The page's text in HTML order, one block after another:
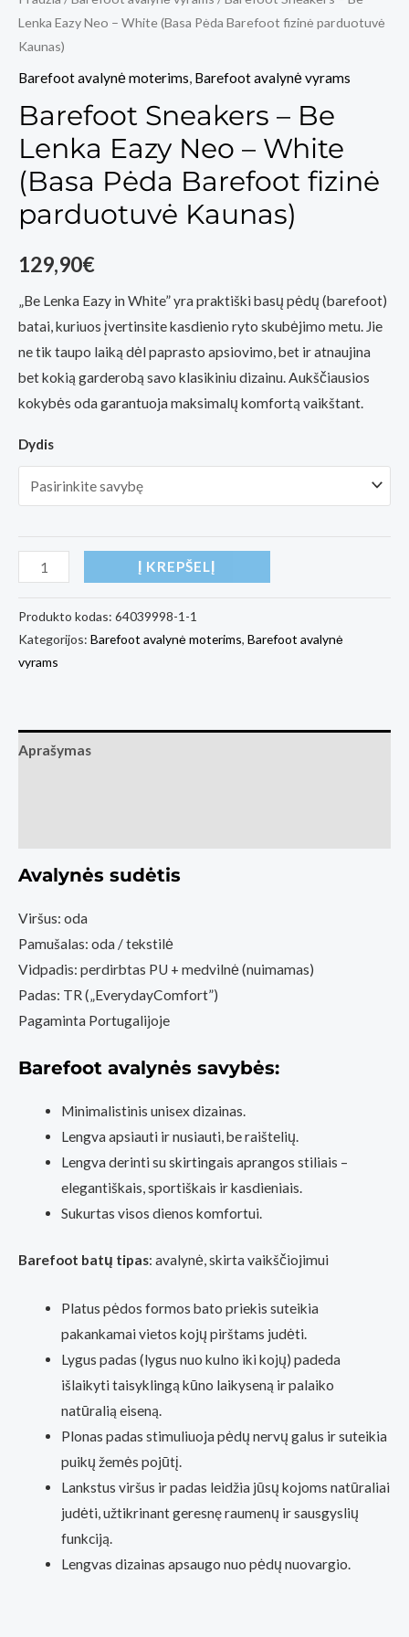
Lenka Eazy Neo – White (Basa Pėda Barefoot fizinė parduotuvė
Kaunas)
Barefoot avalynė moterims, Barefoot avalynė vyrams
Barefoot Sneakers – Be
Lenka Eazy Neo – White
(Basa Pėda Barefoot fizinė
parduotuvė Kaunas)
129,90€
„Be Lenka Eazy in White” yra praktiški basų pėdų (barefoot)
batai, kuriuos įvertinsite kasdienio ryto skubėjimo metu. Jie
ne tik taupo laiką dėl paprasto apsiovimo, bet ir atnaujina
bet kokią garderobą savo klasikiniu dizainu. Aukščiausios
kokybės oda garantuoja maksimalų komfortą vaikštant.
Dydis
produkto
Barefoot
Sneakers
-
Eazy
Pėda
fizinė
parduotuvė
Kaunas)
Į KREPŠELĮ
Produkto kodas: 64039998-1-1
Kategorijos: Barefoot avalynė moterims, Barefoot avalynė
vyrams
Aprašymas
Avalynės sudėtis
Viršus: oda
Pamušalas: oda / tekstilė
Vidpadis: perdirbtas PU + medvilnė (nuimamas)
Padas: TR („EverydayComfort”)
Pagaminta Portugalijoje
Barefoot avalynės savybės:
Minimalistinis unisex dizainas.
Lengva apsiauti ir nusiauti, be raištelių.
Lengva derinti su skirtingais aprangos stiliais –
elegantiškais, sportiškais ir kasdieniais.
Sukurtas visos dienos komfortui.
Barefoot batų tipas: avalynė, skirta vaikščiojimui
Platus pėdos formos bato priekis suteikia
pakankamai vietos kojų pirštams judėti.
Lygus padas (lygus nuo kulno iki kojų) padeda
išlaikyti taisyklingą kūno laikyseną ir palaiko
natūralią eiseną.
Plonas padas stimuliuoja pėdų nervų galus ir suteikia
puikų žemės pojūtį.
Lankstus viršus ir padas leidžia jūsų kojoms natūraliai
judėti, užtikrinant geresnę raumenų ir sausgyslių
funkciją.
Lengvas dizainas apsaugo nuo pėdų nuovargio.